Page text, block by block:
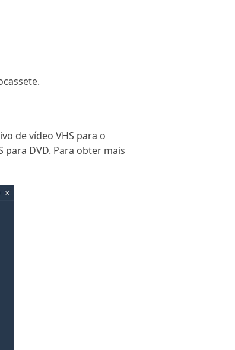
de vídeo VHS para o
para DVD. Para obter mais